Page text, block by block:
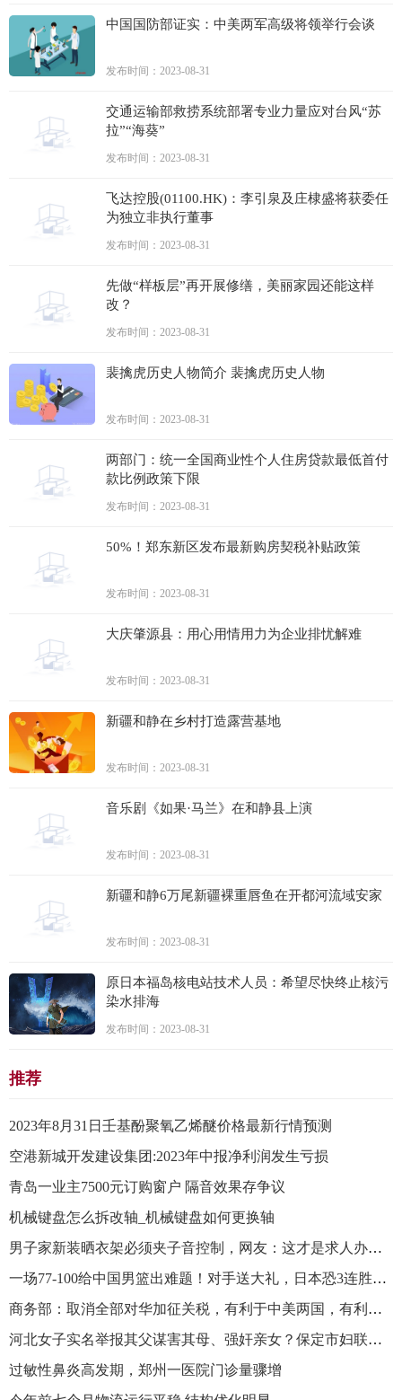
中国国防部证实：中美两军高级将领举行会谈
发布时间：2023-08-31
交通运输部救捞系统部署专业力量应对台风“苏
拉”“海葵”
发布时间：2023-08-31
飞达控股(01100.HK)：李引泉及庄棣盛将获委任
为独立非执行董事
发布时间：2023-08-31
先做“样板层”再开展修缮，美丽家园还能这样
改？
发布时间：2023-08-31
裴擒虎历史人物简介 裴擒虎历史人物
发布时间：2023-08-31
两部门：统一全国商业性个人住房贷款最低首付
款比例政策下限
发布时间：2023-08-31
50%！郑东新区发布最新购房契税补贴政策
发布时间：2023-08-31
大庆肇源县：用心用情用力为企业排忧解难
发布时间：2023-08-31
新疆和静在乡村打造露营基地
发布时间：2023-08-31
音乐剧《如果·马兰》在和静县上演
发布时间：2023-08-31
新疆和静6万尾新疆裸重唇鱼在开都河流域安家
发布时间：2023-08-31
原日本福岛核电站技术人员：希望尽快终止核污
染水排海
发布时间：2023-08-31
推荐
2023年8月31日壬基酚聚氧乙烯醚价格最新行情预测
空港新城开发建设集团:2023年中报净利润发生亏损
青岛一业主7500元订购窗户 隔音效果存争议
机械键盘怎么拆改轴_机械键盘如何更换轴
男子家新装晒衣架必须夹子音控制，网友：这才是求人办事的态度
一场77-100给中国男篮出难题！对手送大礼，日本恐3连胜进奥运会
商务部：取消全部对华加征关税，有利于中美两国，有利于整个世界
河北女子实名举报其父谋害其母、强奸亲女？保定市妇联回应
过敏性鼻炎高发期，郑州一医院门诊量骤增